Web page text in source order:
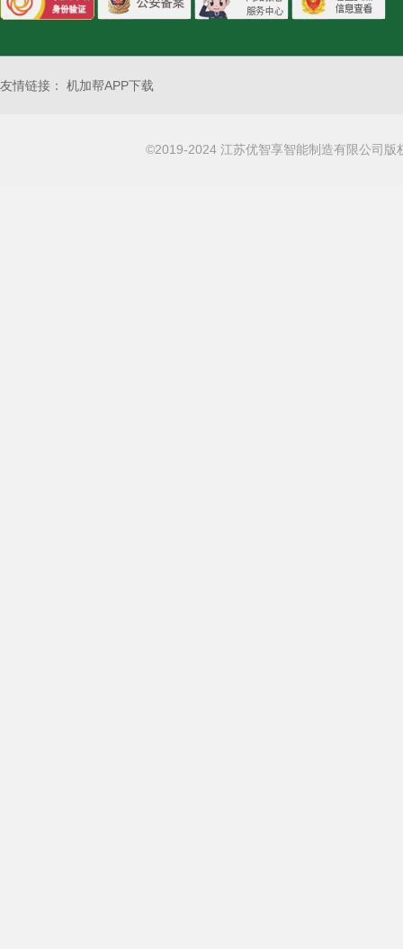
友情链接： 机加帮APP下载
©2019-2024 江苏优智享智能制造有限公司